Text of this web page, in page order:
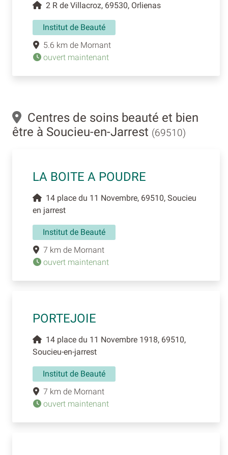
2 R de Villacroz, 69530, Orlienas
Institut de Beauté
5.6 km de Mornant
ouvert maintenant
Centres de soins beauté et bien
être à Soucieu-en-Jarrest (69510)
LA BOITE A POUDRE
14 place du 11 Novembre, 69510, Soucieu
en jarrest
Institut de Beauté
7 km de Mornant
ouvert maintenant
PORTEJOIE
14 place du 11 Novembre 1918, 69510,
Soucieu-en-jarrest
Institut de Beauté
7 km de Mornant
ouvert maintenant